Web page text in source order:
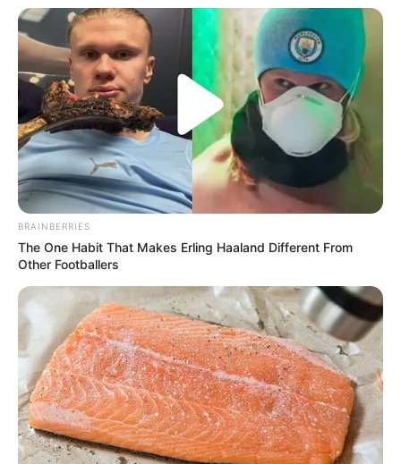
Fuvest abre inscrições para
vestibular 2023 nesta segunda-
feira
BRAINBERRIES
The One Habit That Makes Erling Haaland Different From
Other Footballers